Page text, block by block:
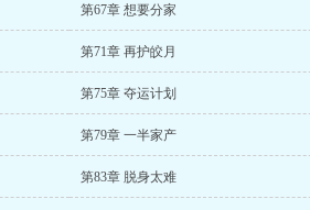
第67章 想要分家
第71章 再护皎月
第75章 夺运计划
第79章 一半家产
第83章 脱身太难